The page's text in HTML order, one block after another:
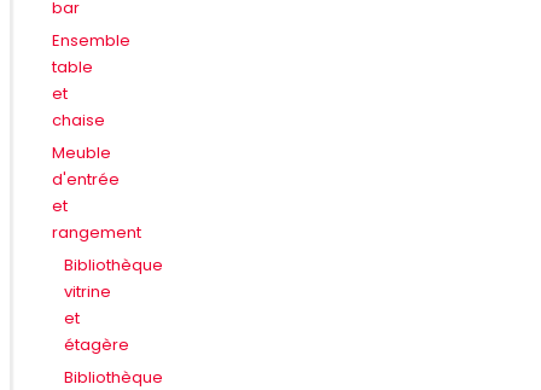
bar
Ensemble
table
et
chaise
Meuble
d'entrée
et
rangement
Bibliothèque
vitrine
et
étagère
Bibliothèque